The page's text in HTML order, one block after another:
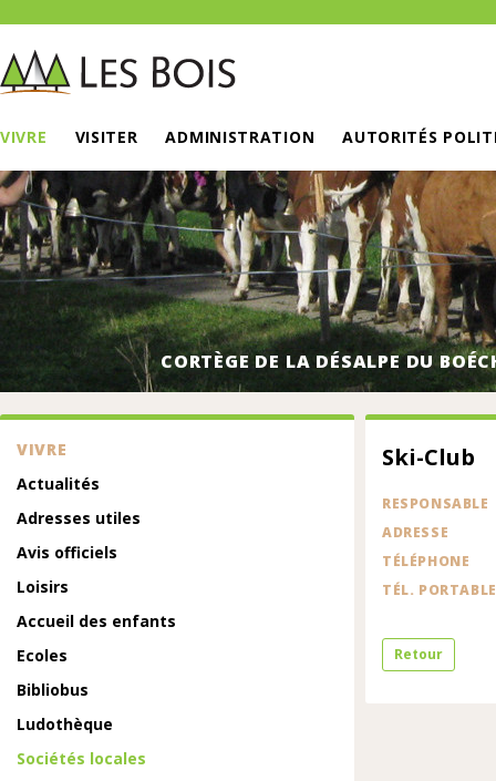
VIVRE VISITER ADMINISTRATION AUTORITÉS
CORTÈGE DE LA DÉSALPE DU
VIVRE
Actualités
Adresses utiles
Avis officiels
Loisirs
Accueil des enfants
Ecoles
Bibliobus
Ludothèque
Sociétés locales
Ski-Club
RESPONSABLE
ADRESSE
TÉLÉPHONE
TÉL. PORTABLE
Retour